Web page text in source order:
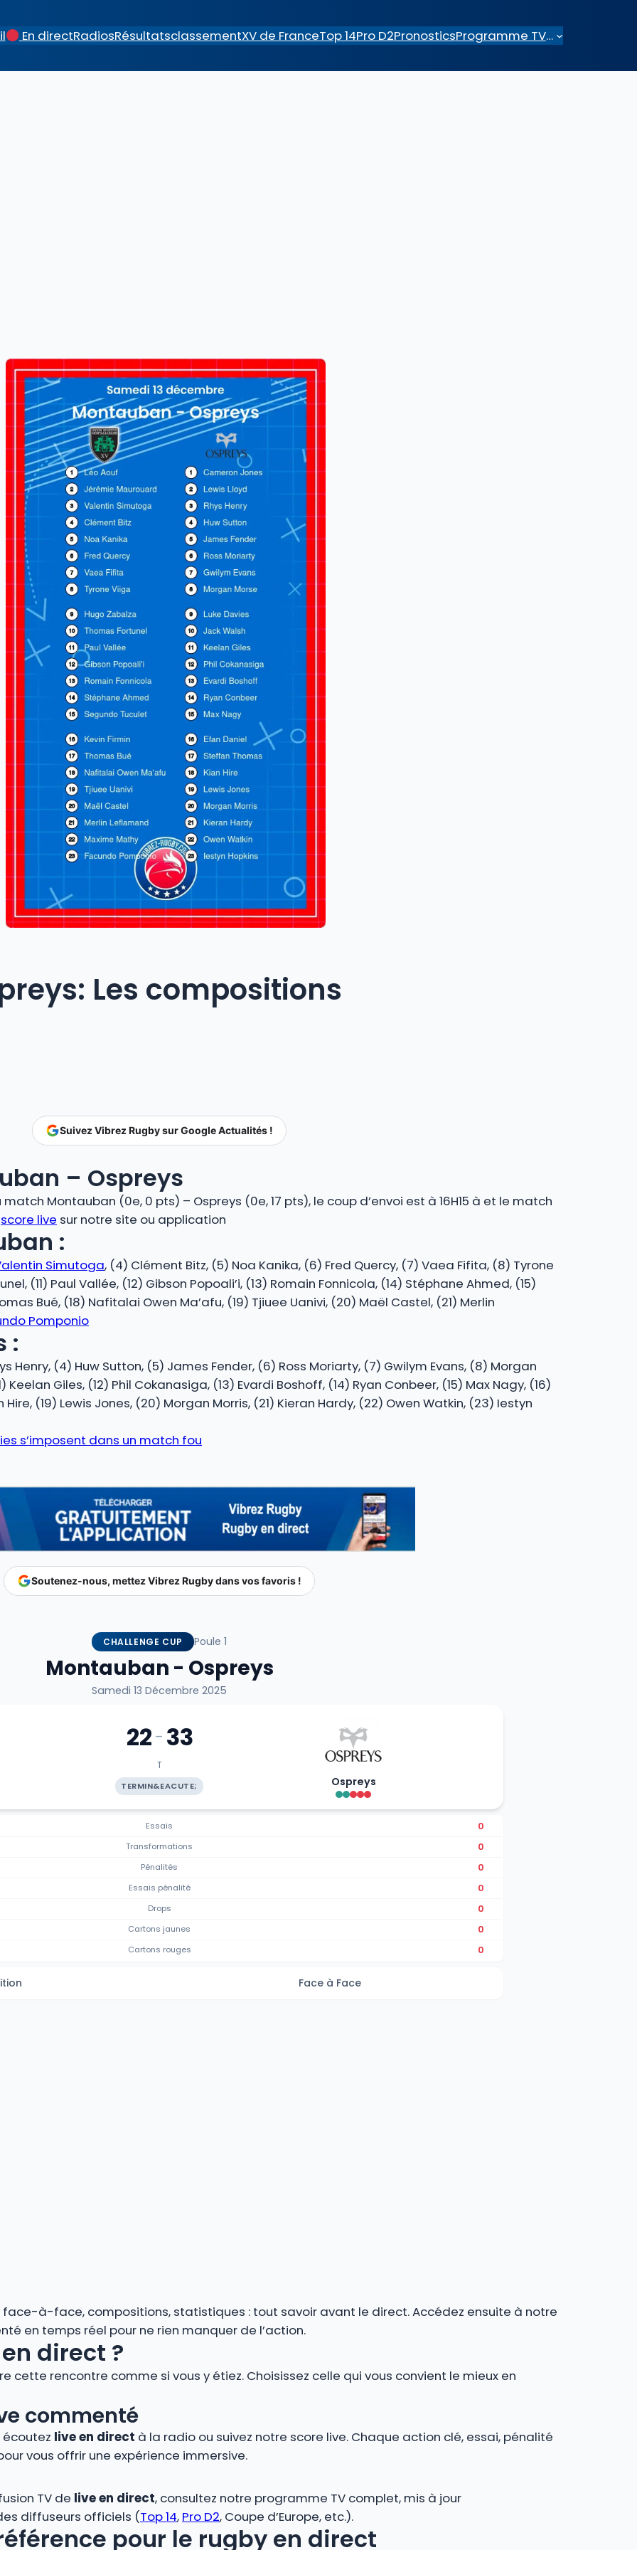
En directRadiosRésultatsclassementXV de FranceTop 14Pro D2PronosticsProgramme TV…
Les compositions
Suivez Vibrez Rugby sur Google Actualités !
– Ospreys
Montauban (0e, 0 pts) – Ospreys (0e, 17 pts), le coup d’envoi est à 16H15 à et le match
score live sur notre site ou application
:
Simutoga, (4) Clément Bitz, (5) Noa Kanika, (6) Fred Quercy, (7) Vaea Fifita, (8) Tyrone
(11) Paul Vallée, (12) Gibson Popoali’i, (13) Romain Fonnicola, (14) Stéphane Ahmed, (15)
Bué, (18) Nafitalai Owen Ma’afu, (19) Tjiuee Uanivi, (20) Maël Castel, (21) Merlin
Pomponio
:
Henry, (4) Huw Sutton, (5) James Fender, (6) Ross Moriarty, (7) Gwilym Evans, (8) Morgan
Keelan Giles, (12) Phil Cokanasiga, (13) Evardi Boshoff, (14) Ryan Conbeer, (15) Max Nagy, (16)
(19) Lewis Jones, (20) Morgan Morris, (21) Kieran Hardy, (22) Owen Watkin, (23) Iestyn
s’imposent dans un match fou
Soutenez-nous, mettez Vibrez Rugby dans vos favoris !
CHALLENGE CUP Poule 1
Montauban - Ospreys
Samedi 13 Décembre 2025
22- 33
T
TERMIN&EACUTE; Ospreys
Essais
0
Transformations
0
Pénalités
0
Essais pénalité
0
Drops
0
Cartons jaunes
0
Cartons rouges 0
Face à Face
face-à-face, compositions, statistiques : tout savoir avant le direct. Accédez ensuite à notre
en temps réel pour ne rien manquer de l’action.
direct ?
cette rencontre comme si vous y étiez. Choisissez celle qui vous convient le mieux en
commenté
écoutez live en direct à la radio ou suivez notre score live. Chaque action clé, essai, pénalité
vous offrir une expérience immersive.
TV de live en direct, consultez notre programme TV complet, mis à jour
diffuseurs officiels (Top 14, Pro D2, Coupe d’Europe, etc.).
pour le rugby en direct